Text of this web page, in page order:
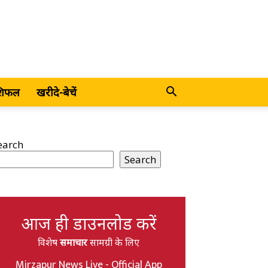
खरीदे-बेचें
Search
आज ही डाउनलोड करें
विशेषसमाचारसामग्री के लिए